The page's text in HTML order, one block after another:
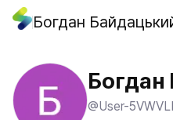
Богдан
Богдан
@User-